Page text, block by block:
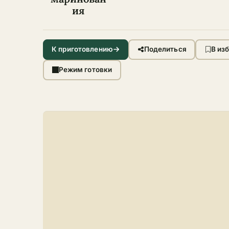
ия
К приготовлению Поделиться В
Режим готовки